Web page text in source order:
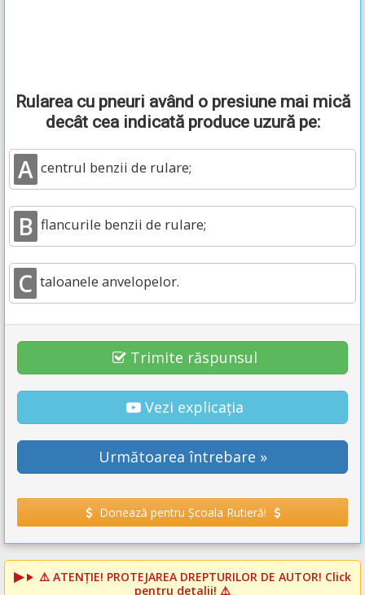
Rularea cu pneuri având o presiune mai mică
decât cea indicată produce uzură pe:
A centrul benzii de rulare;
B flancurile benzii de rulare;
C taloanele anvelopelor.
Trimite răspunsul
Vezi explicația
Următoarea întrebare »
Donează pentru Școala Rutieră!
⚠️ ATENȚIE! PROTEJAREA DREPTURILOR DE AUTOR! Click
pentru detalii! ⚠️